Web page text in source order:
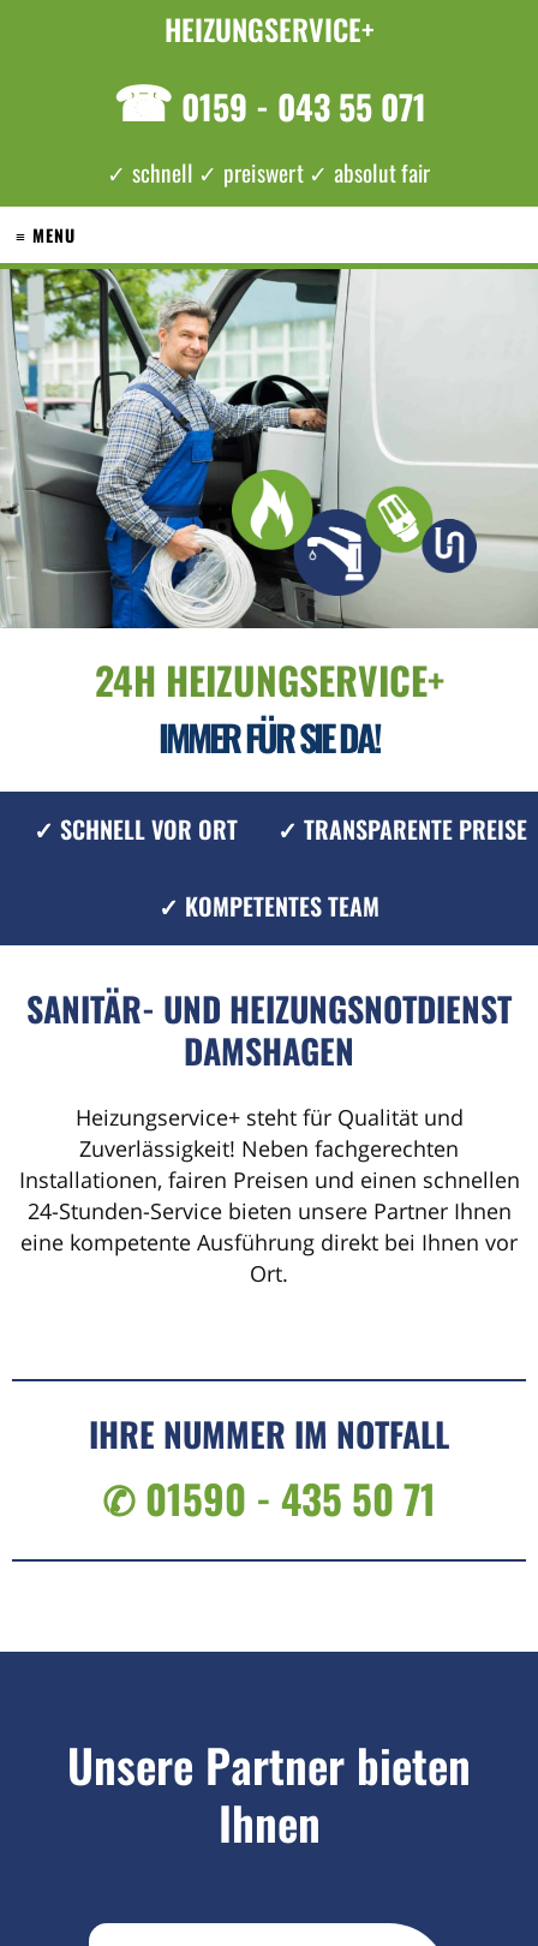
HEIZUNGSERVICE+
☎ 0159 - 043 55 071
✓ schnell ✓ preiswert ✓ absolut fair
≡ MENU
24H HEIZUNGSERVICE+
IMMER FÜR SIE DA!
✓ SCHNELL VOR ORT ✓ TRANSPARENTE PREISE
✓ KOMPETENTES TEAM
SANITÄR- UND HEIZUNGSNOTDIENST
DAMSHAGEN
Heizungservice+ steht für Qualität und
Zuverlässigkeit! Neben fachgerechten
Installationen, fairen Preisen und einen schnellen
24-Stunden-Service bieten unsere Partner Ihnen
eine kompetente Ausführung direkt bei Ihnen vor
Ort.
IHRE NUMMER IM NOTFALL
✆ 01590 - 435 50 71
Unsere Partner bieten
Ihnen